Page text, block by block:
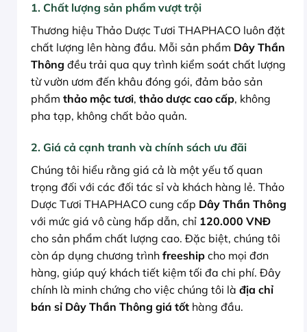
1. Chất lượng sản phẩm vượt trội
Thương hiệu Thảo Dược Tươi THAPHACO luôn đặt
chất lượng lên hàng đầu. Mỗi sản phẩm Dây Thần
Thông đều trải qua quy trình kiểm soát chất lượng
từ vườn ươm đến khâu đóng gói, đảm bảo sản
phẩm thảo mộc tươi, thảo dược cao cấp, không
pha tạp, không chất bảo quản.
2. Giá cả cạnh tranh và chính sách ưu đãi
Chúng tôi hiểu rằng giá cả là một yếu tố quan
trọng đối với các đối tác sỉ và khách hàng lẻ. Thảo
Dược Tươi THAPHACO cung cấp Dây Thần Thông
với mức giá vô cùng hấp dẫn, chỉ 120.000 VNĐ
cho sản phẩm chất lượng cao. Đặc biệt, chúng tôi
còn áp dụng chương trình freeship cho mọi đơn
hàng, giúp quý khách tiết kiệm tối đa chi phí. Đây
chính là minh chứng cho việc chúng tôi là địa chỉ
bán sỉ Dây Thần Thông giá tốt hàng đầu.